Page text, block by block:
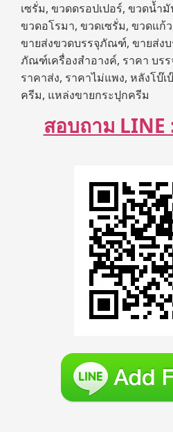
เซรั่ม, ขวดดรอปเปอร์, ขวดน้ำ
ขวดอโรมา, ขวดเซรั่ม, ขวดแก้
ขายส่งขวดบรรจุภัณฑ์, ขายส่ง
ภัณฑ์เครื่องสำอางค์, ราคา บร
ราคาส่ง, ราคาไม่แพง, หลังโบ๊เ
ครีม, แหล่งขายกระปุกครีม
สอบถาม LINE